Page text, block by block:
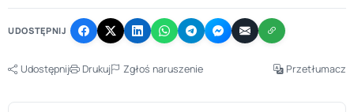
−
UDOSTĘPNIJ
Udostępnij Drukuj Zgłoś naruszenie Przetłumacz